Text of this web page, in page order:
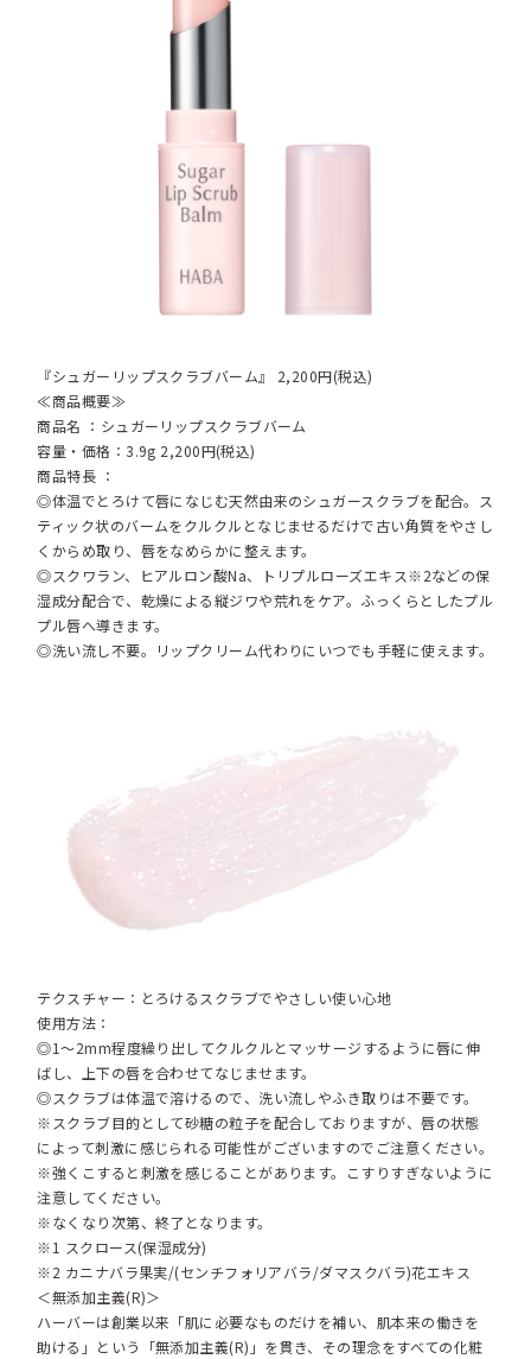
『シュガーリップスクラブバーム』 2,200円(税込)
≪商品概要≫
商品名 ：シュガーリップスクラブバーム
容量・価格：3.9g 2,200円(税込)
商品特長 ：
◎体温でとろけて唇になじむ天然由来のシュガースクラブを配合。ス
ティック状のバームをクルクルとなじませるだけで古い角質をやさし
くからめ取り、唇をなめらかに整えます。
◎スクワラン、ヒアルロン酸Na、トリプルローズエキス※2などの保
湿成分配合で、乾燥による縦ジワや荒れをケア。ふっくらとしたプル
プル唇へ導きます。
◎洗い流し不要。リップクリーム代わりにいつでも手軽に使えます。
テクスチャー：とろけるスクラブでやさしい使い心地
使用方法：
◎1～2mm程度繰り出してクルクルとマッサージするように唇に伸
ばし、上下の唇を合わせてなじませます。
◎スクラブは体温で溶けるので、洗い流しやふき取りは不要です。
※スクラブ目的として砂糖の粒子を配合しておりますが、唇の状態
によって刺激に感じられる可能性がございますのでご注意ください。
※強くこすると刺激を感じることがあります。こすりすぎないように
注意してください。
※なくなり次第、終了となります。
※1 スクロース(保湿成分)
※2 カニナバラ果実/(センチフォリアバラ/ダマスクバラ)花エキス
＜無添加主義(R)＞
ハーバーは創業以来「肌に必要なものだけを補い、肌本来の働きを
助ける」という「無添加主義(R)」を貫き、その理念をすべての化粧